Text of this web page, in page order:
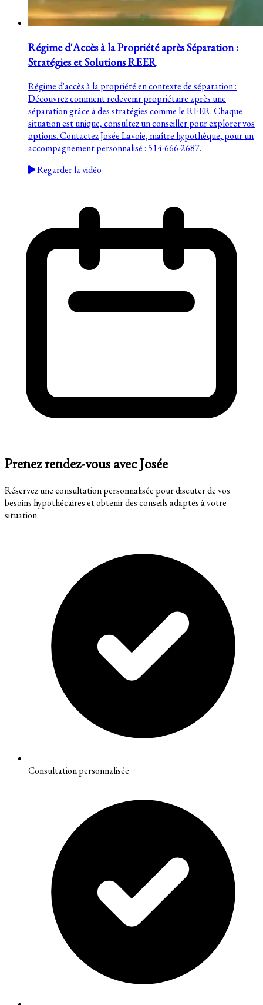
Régime d'Accès à la Propriété après Séparation :
Stratégies et Solutions REER
Régime d'accès à la propriété en contexte de séparation :
Découvrez comment redevenir propriétaire après une
séparation grâce à des stratégies comme le REER. Chaque
situation est unique, consultez un conseiller pour explorer vos
options. Contactez Josée Lavoie, maître hypothèque, pour un
accompagnement personnalisé : 514-666-2687.
Regarder la vidéo
Prenez rendez-vous avec Josée
Réservez une consultation personnalisée pour discuter de vos
besoins hypothécaires et obtenir des conseils adaptés à votre
situation.
Consultation personnalisée